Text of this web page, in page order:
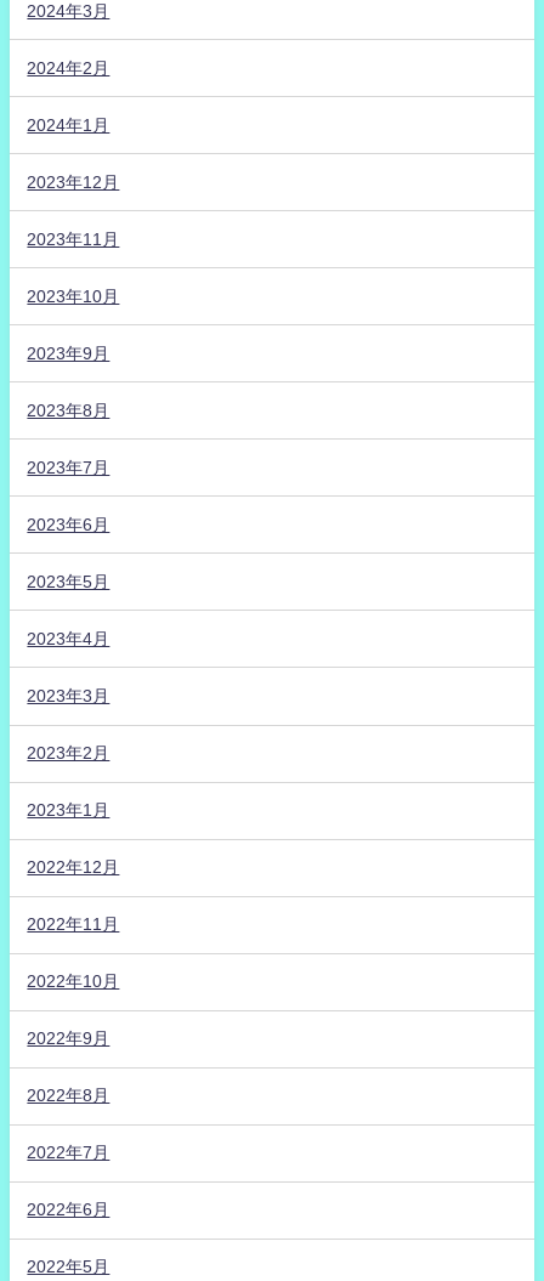
2024年3月
2024年2月
2024年1月
2023年12月
2023年11月
2023年10月
2023年9月
2023年8月
2023年7月
2023年6月
2023年5月
2023年4月
2023年3月
2023年2月
2023年1月
2022年12月
2022年11月
2022年10月
2022年9月
2022年8月
2022年7月
2022年6月
2022年5月